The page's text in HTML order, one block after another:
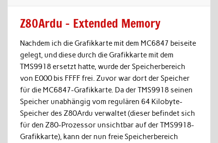
Z80Ardu – Extended Memory
Nachdem ich die Grafikkarte mit dem MC6847 beiseite
gelegt, und diese durch die Grafikkarte mit dem
TMS9918 ersetzt hatte, wurde der Speicherbereich
von E000 bis FFFF frei. Zuvor war dort der Speicher
für die MC6847-Grafikkarte. Da der TMS9918 seinen
Speicher unabhängig vom regulären 64 Kilobyte-
Speicher des Z80Ardu verwaltet (dieser befindet sich
für den Z80-Prozessor unsichtbar auf der TMS9918-
Grafikkarte), kann der nun freie Speicherbereich